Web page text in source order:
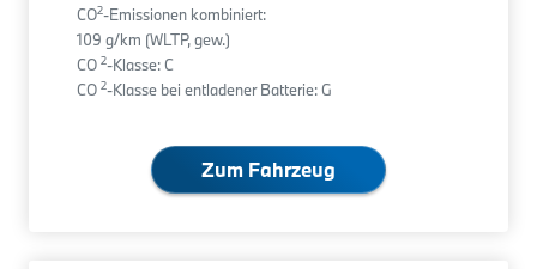
CO2-Emissionen kombiniert:
109 g/km (WLTP, gew.)
CO 2-Klasse: C
CO 2-Klasse bei entladener Batterie: G
Zum Fahrzeug